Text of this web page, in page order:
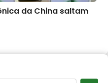
da China saltam